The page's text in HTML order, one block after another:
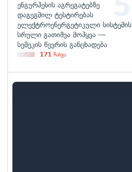
ენგურჰესის აგრეგატებზე
დაგეგმილ ტესტირებას
ელექტროენერგეტიკული სისტემის
სრული გათიშვა მოჰყვა —
სემეკის წევრის განცხადება
171 ნახვა